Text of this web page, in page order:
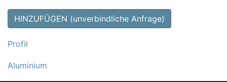
HINZUFÜGEN (unverbindliche Anfrage)
Profil
Aluminium